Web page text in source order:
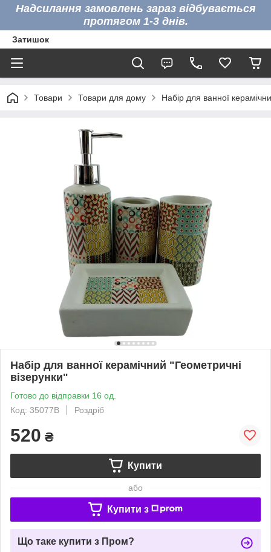
Надсилання замовлень зараз відбувається
протягом 1-3 днів.
Затишок
Товари Товари для дому Набір для ванної
Набір для ванної керамічний "Геометричні
візерунки"
Готово до відправки 16 од.
Код: 35077B
Роздріб
520 ₴
Купити
або
Купити з
Що таке купити з Пром?